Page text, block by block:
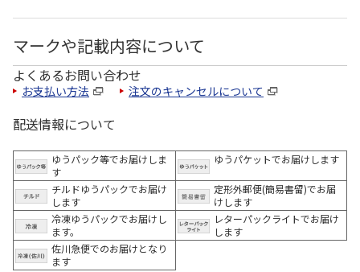
マークや記載内容について
よくあるお問い合わせ
お支払い方法 注文のキャンセルについて
配送情報について
ゆうパック等でお届けしま
す
ゆうパケットでお届けします
チルドゆうパックでお届け
します
定形外郵便(簡易書留)でお届
けします
冷凍ゆうパックでお届けし
ます。
レターパックライトでお届け
します
佐川急便でのお届けとなり
ます